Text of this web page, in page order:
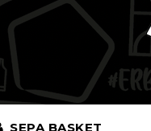
SEPA BASKET